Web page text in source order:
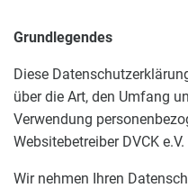
Grundlegendes
Diese
über die Art, den Umfang
Verwendung
Websitebetreiber DVCK
Wir nehmen Ihren